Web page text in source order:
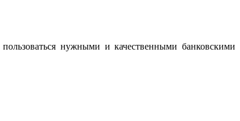
нужными и качественными банковскими